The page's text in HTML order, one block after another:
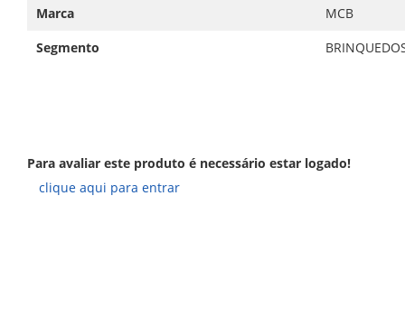
Marca
MCB
Segmento
Para avaliar este produto é necessário estar logado!
clique aqui para entrar